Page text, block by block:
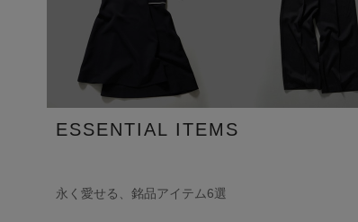
ESSENTIAL ITEMS
永く愛せる、銘品アイテム6選